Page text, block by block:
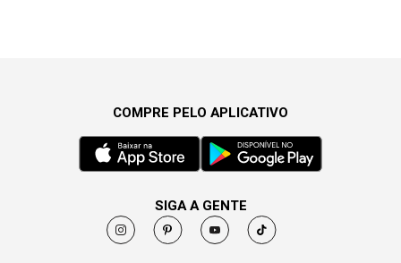
COMPRE PELO APLICATIVO
SIGA A GENTE